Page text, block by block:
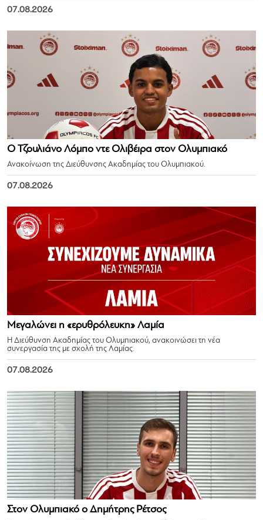
07.08.2026
Ο Τζουλιάνο Λόμπο ντε Ολιβέιρα στον Ολυμπιακό
Ανακοίνωση της Διεύθυνσης Ακαδημίας του Ολυμπιακού.
07.08.2026
Μεγαλώνει η «ερυθρόλευκη» Λαμία
Η Διεύθυνση Ακαδημίας του Ολυμπιακού, ανακοινώσει τη νέα
συνεργασία της με σχολή της Λαμίας.
07.08.2026
Στον Ολυμπιακό ο Δημήτρης Ρέτσος